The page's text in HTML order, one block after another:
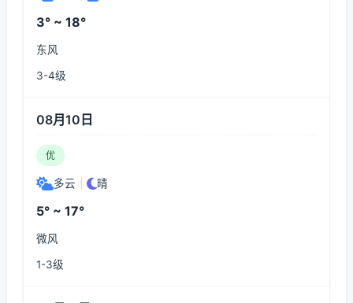
3° ~ 18°
东风
3-4级
08月10日
优
多云 晴
5° ~ 17°
微风
1-3级